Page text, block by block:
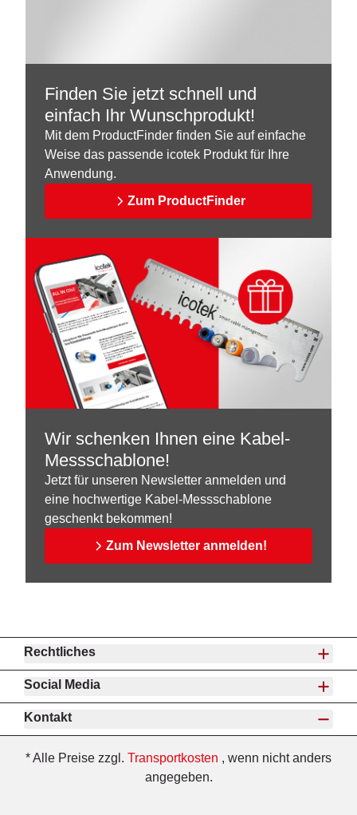
Finden Sie jetzt schnell und
einfach Ihr Wunschprodukt!
Mit dem ProductFinder finden Sie auf einfache
Weise das passende icotek Produkt für Ihre
Anwendung.
Zum ProductFinder
Wir schenken Ihnen eine Kabel-
Messschablone!
Jetzt für unseren Newsletter anmelden und
eine hochwertige Kabel-Messschablone
geschenkt bekommen!
Zum Newsletter anmelden!
Rechtliches
Social Media
Kontakt
* Alle Preise zzgl. Transportkosten , wenn nicht anders
angegeben.